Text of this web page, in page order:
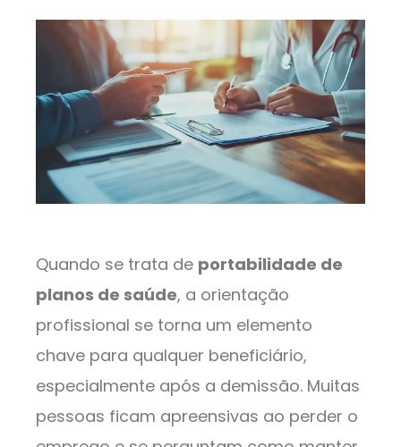
Quando se trata de portabilidade de
planos de saúde, a orientação
profissional se torna um elemento
chave para qualquer beneficiário,
especialmente após a demissão. Muitas
pessoas ficam apreensivas ao perder o